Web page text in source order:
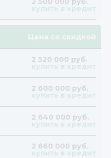
купить в кредит
Цена со скидкой
2 520 000 руб.
купить в кредит
2 600 000 руб.
купить в кредит
2 640 000 руб.
купить в кредит
2 660 000 руб.
купить в кредит